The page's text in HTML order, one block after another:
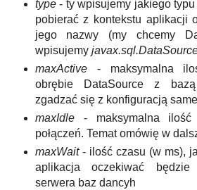
type- ty wpisujemy jakiego
pobierać z kontekstu aplikacji
jego nazwy (my chcemy
wpisujemy
maxActive- maksymalna
obrębie DataSource z
zgadzać się z konfiguracją
maxIdle- maksymalna ilość
połączeń. Temat omówię w
maxWait- ilość czasu (w ms),
aplikacja oczekiwać
serwera baz dancyh